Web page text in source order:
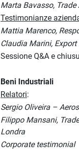
Marta Bavasso,
Testimonianze
Mattia Marenco,
Claudia Marini,
Sessione Q&A e
Beni Industriali
Relatori:
Sergio Oliveira –
Filippo Mansani,
Londra
Corporate testimonial